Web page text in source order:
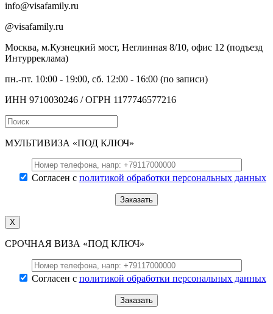
info@visafamily.ru
@visafamily.ru
Москва, м.Кузнецкий мост, Неглинная 8/10, офис 12 (подъезд
Интурреклама)
пн.-пт. 10:00 - 19:00, сб. 12:00 - 16:00 (по записи)
ИНН 9710030246 / ОГРН 1177746577216
МУЛЬТИВИЗА «ПОД КЛЮЧ»
Согласен с политикой обработки персональных данных
X
СРОЧНАЯ ВИЗА «ПОД КЛЮЧ»
Согласен с политикой обработки персональных данных